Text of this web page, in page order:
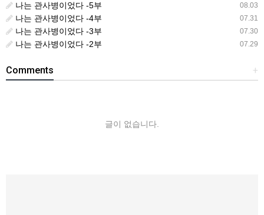
08.03
나는 관사병이었다 -5부
07.31
나는 관사병이었다 -4부
07.30
나는 관사병이었다 -3부
07.29
나는 관사병이었다 -2부
+
Comments
글이 없습니다.